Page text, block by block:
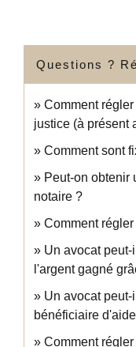
Questions ?
Comment
justice (à présent
Comment sont
Peut-on obtenir
notaire ?
Comment
Un avocat
l'argent gagné
Un avocat
bénéficiaire
Comment